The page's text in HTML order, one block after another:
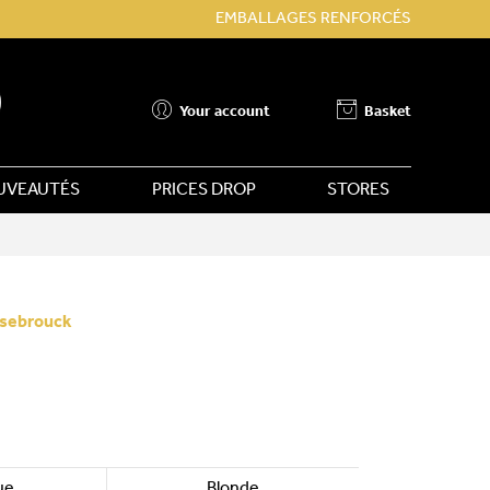
EMBALLAGES RENFORCÉS
Your account Basket
PRICES DROP STORES